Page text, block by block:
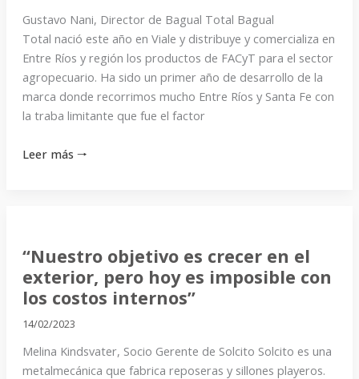
Gustavo Nani, Director de Bagual Total Bagual
Total nació este año en Viale y distribuye y comercializa en
Entre Ríos y región los productos de FACyT para el sector
agropecuario. Ha sido un primer año de desarrollo de la
marca donde recorrimos mucho Entre Ríos y Santa Fe con
la traba limitante que fue el factor
Leer más 🠒
“Nuestro objetivo es crecer en el
exterior, pero hoy es imposible con
los costos internos”
14/02/2023
Melina Kindsvater, Socio Gerente de Solcito Solcito es una
metalmecánica que fabrica reposeras y sillones playeros.
es
crecer
en
el